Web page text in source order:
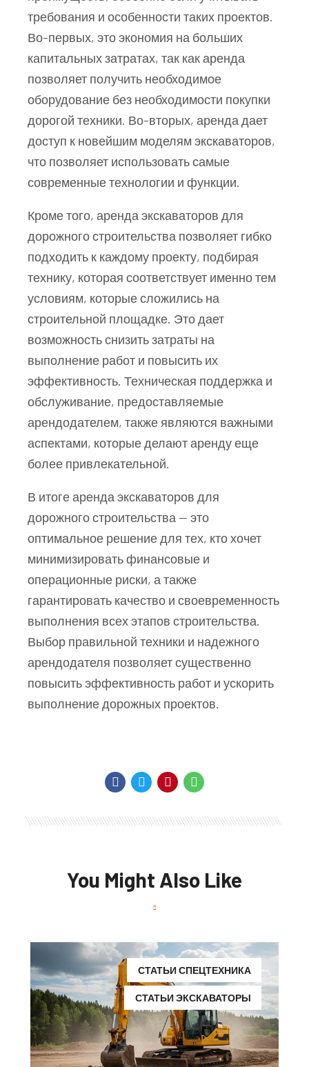
требования и особенности таких проектов.
Во-первых, это экономия на больших
капитальных затратах, так как аренда
позволяет получить необходимое
оборудование без необходимости покупки
дорогой техники. Во-вторых, аренда дает
доступ к новейшим моделям экскаваторов,
что позволяет использовать самые
современные технологии и функции.
Кроме того, аренда экскаваторов для
дорожного строительства позволяет гибко
подходить к каждому проекту, подбирая
технику, которая соответствует именно тем
условиям, которые сложились на
строительной площадке. Это дает
возможность снизить затраты на
выполнение работ и повысить их
эффективность. Техническая поддержка и
обслуживание, предоставляемые
арендодателем, также являются важными
аспектами, которые делают аренду еще
более привлекательной.
В итоге аренда экскаваторов для
дорожного строительства — это
оптимальное решение для тех, кто хочет
минимизировать финансовые и
операционные риски, а также
гарантировать качество и своевременность
выполнения всех этапов строительства.
Выбор правильной техники и надежного
арендодателя позволяет существенно
повысить эффективность работ и ускорить
выполнение дорожных проектов.
You Might Also Like
СТАТЬИ СПЕЦТЕХНИКА
СТАТЬИ ЭКСКАВАТОРЫ